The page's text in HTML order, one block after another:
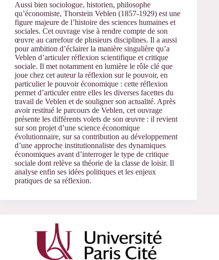
Aussi bien sociologue, historien, philosophe
qu’économiste, Thorstein Veblen (1857-1929) est une
figure majeure de l’histoire des sciences humaines et
sociales. Cet ouvrage vise à rendre compte de son
œuvre au carrefour de plusieurs disciplines. Il a aussi
pour ambition d’éclairer la manière singulière qu’a
Veblen d’articuler réflexion scientifique et critique
sociale. Il met notamment en lumière le rôle clé que
joue chez cet auteur la réflexion sur le pouvoir, en
particulier le pouvoir économique : cette réflexion
permet d’articuler entre elles les diverses facettes du
travail de Veblen et de souligner son actualité. Après
avoir restitué le parcours de Veblen, cet ouvrage
présente les différents volets de son œuvre : il revient
sur son projet d’une science économique
évolutionnaire, sur sa contribution au développement
d’une approche institutionnaliste des dynamiques
économiques avant d’interroger le type de critique
sociale dont relève sa théorie de la classe de loisir. Il
analyse enfin ses idées politiques et les enjeux
pratiques de sa réflexion.